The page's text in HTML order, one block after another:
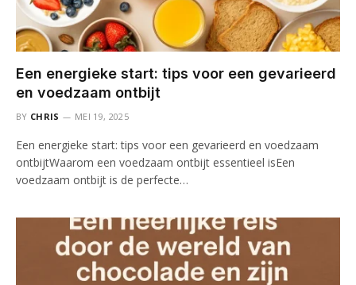
Een energieke start: tips voor een gevarieerd
en voedzaam ontbijt
BY CHRIS MEI 19, 2025
Een energieke start: tips voor een gevarieerd en voedzaam
ontbijtWaarom een voedzaam ontbijt essentieel isEen
voedzaam ontbijt is de perfecte…